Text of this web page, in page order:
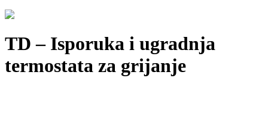
TD – Isporuka i ugradnja
termostata za grijanje